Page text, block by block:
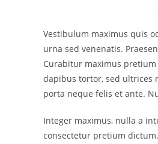
Vestibulum maximus quis
urna sed venenatis.
Curabitur maximus
dapibus tortor, sed ultrices
porta neque felis et ante.
Integer maximus, nulla a
consectetur pretium